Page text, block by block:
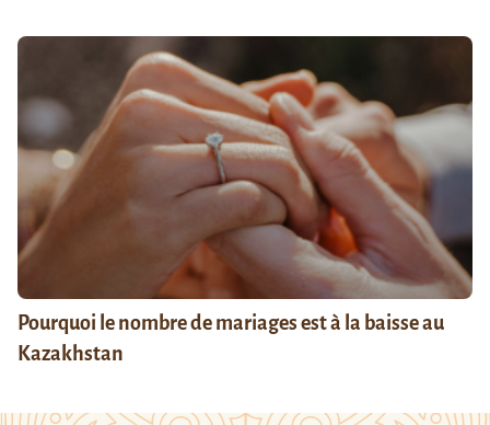
Pourquoi le nombre de mariages est à la baisse au
Kazakhstan